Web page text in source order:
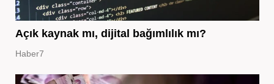
Açık kaynak mı, dijital bağımlılık mı?
Haber7